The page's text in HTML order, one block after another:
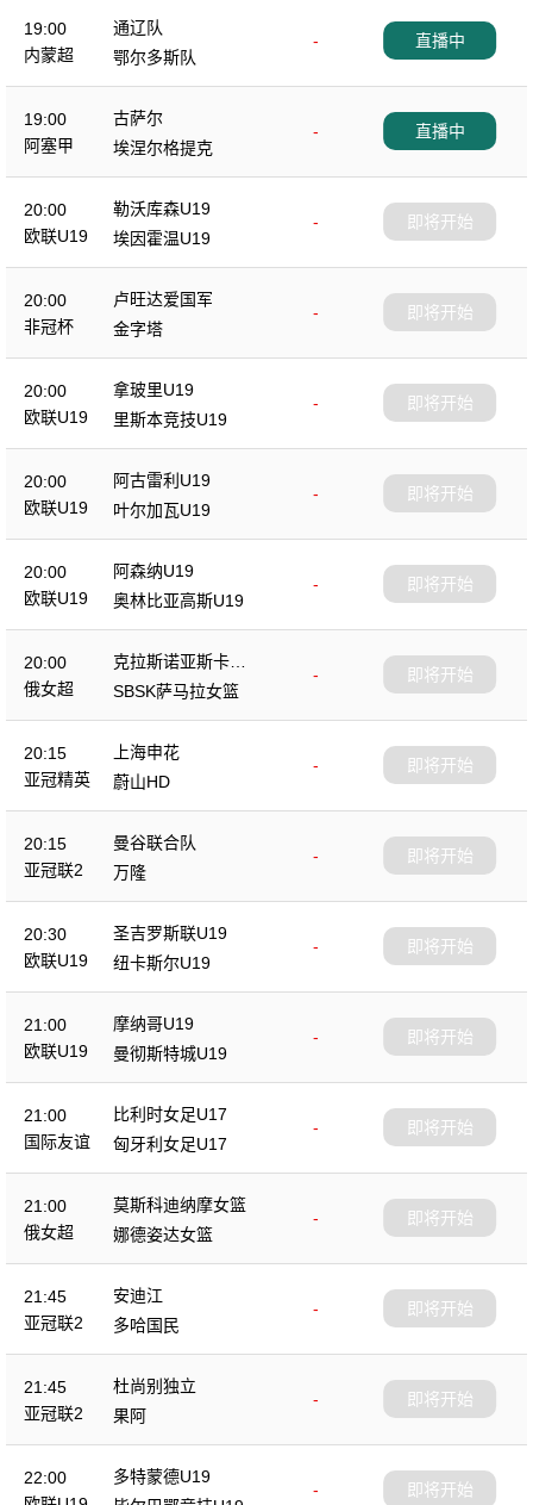
19:00
内蒙超
通辽队
-
鄂尔多斯队
直播中
19:00
阿塞甲
古萨尔
-
埃涅尔格提克
直播中
20:00
欧联U19
勒沃库森U19
-
埃因霍温U19
即将开始
20:00
非冠杯
卢旺达爱国军
-
金字塔
即将开始
20:00
欧联U19
拿玻里U19
-
里斯本竞技U19
即将开始
20:00
欧联U19
阿古雷利U19
-
叶尔加瓦U19
即将开始
20:00
欧联U19
阿森纳U19
-
奥林比亚高斯U19
即将开始
20:00
俄女超
克拉斯诺亚斯卡女
篮
-
SBSK萨马拉女篮
即将开始
20:15
亚冠精英
上海申花
-
蔚山HD
即将开始
20:15
亚冠联2
曼谷联合队
-
万隆
即将开始
20:30
欧联U19
圣吉罗斯联U19
-
纽卡斯尔U19
即将开始
21:00
欧联U19
摩纳哥U19
-
曼彻斯特城U19
即将开始
21:00
国际友谊
比利时女足U17
-
匈牙利女足U17
即将开始
21:00
俄女超
莫斯科迪纳摩女篮
-
娜德姿达女篮
即将开始
21:45
亚冠联2
安迪江
-
多哈国民
即将开始
21:45
亚冠联2
杜尚别独立
-
果阿
即将开始
22:00
多特蒙德U19
-
即将开始